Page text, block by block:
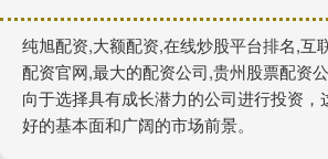
纯旭配资,大额配资,在线炒股平台排名,互
配资官网,最大的配资公司,贵州股票配资
向于选择具有成长潜力的公司进行投资，
好的基本面和广阔的市场前景。